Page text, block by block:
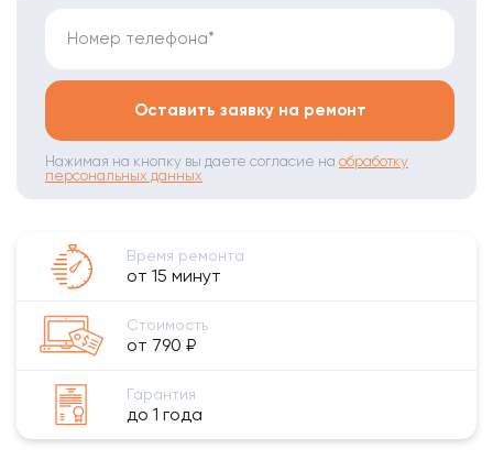
Номер телефона*
Оставить заявку на ремонт
Нажимая на кнопку вы даете согласие на обработку
персональных данных
Время ремонта
от 15 минут
Стоимость
от 790 ₽
Гарантия
до 1 года